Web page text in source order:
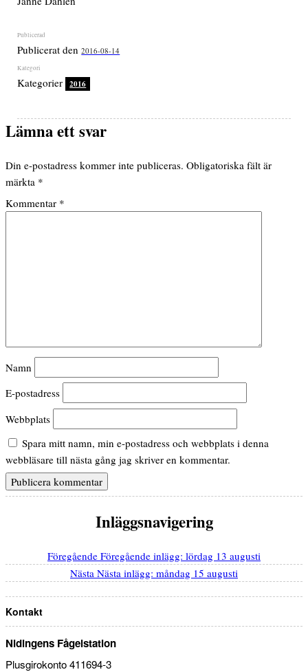
Publicerat den2016-08-14
Kategorier 2016
Lämna ett svar
Din e-postadress kommer inte publiceras. Obligatoriska fält är
märkta *
Kommentar *
Namn
E-postadress
Webbplats
Spara mitt namn, min e-postadress och webbplats i denna
webbläsare till nästa gång jag skriver en kommentar.
Inläggsnavigering
Föregående Föregående inlägg: lördag 13 augusti
Nästa Nästa inlägg: måndag 15 augusti
Kontakt
Nidingens Fågelstation
Plusgirokonto 411694-3